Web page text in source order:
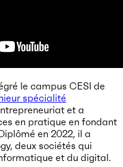
le campus CESI de
spécialité
et a
en pratique en fondant
en 2022, il a
deux sociétés qui
et du digital.